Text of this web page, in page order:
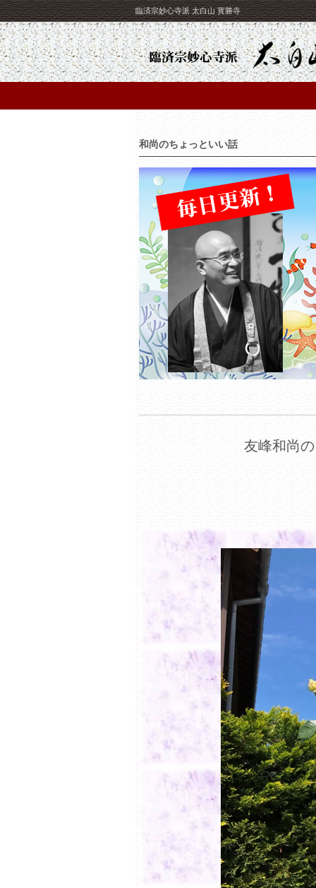
臨済宗妙心寺派 太白山 寳勝寺
和尚のちょっといい話
友峰和尚